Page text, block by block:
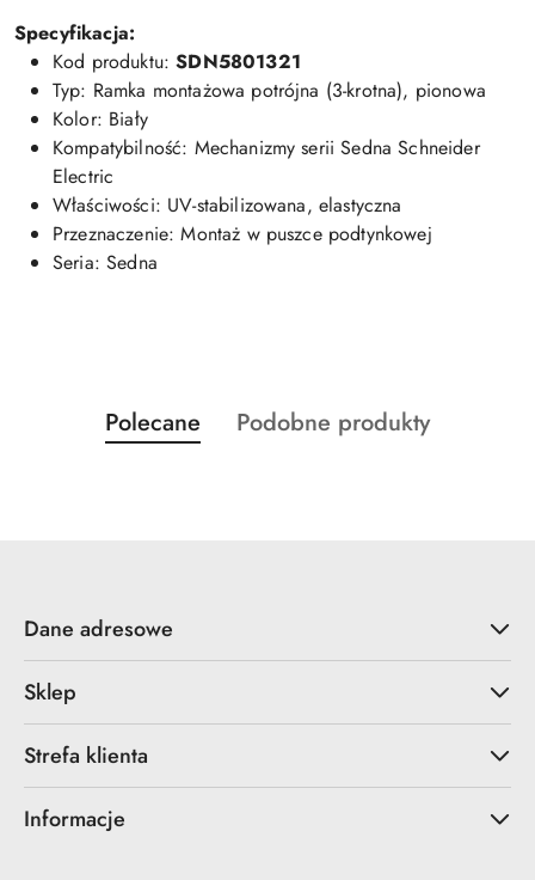
Specyfikacja:
Kod produktu:SDN5801321
Typ: Ramka montażowa potrójna (3-krotna), pionowa
Kolor: Biały
Kompatybilność: Mechanizmy serii Sedna Schneider
Electric
Właściwości: UV-stabilizowana, elastyczna
Przeznaczenie: Montaż w puszce podtynkowej
Seria: Sedna
Pomiń karuzelę produktów
Produkty
o
Polecane
Produkty
Podobne produkty
Dane adresowe
Sklep
Strefa klienta
Informacje